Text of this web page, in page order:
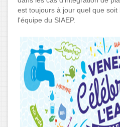
est toujours à jour quel que
l'équipe du SIAEP.